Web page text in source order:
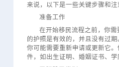
来说，以下是一些关键步骤和注
准备工作
在开始移民流程之前，你
的护照是有效的，并且没有过期
你可能需要重新申请或更新它
件，如出生证明、婚姻证书、学